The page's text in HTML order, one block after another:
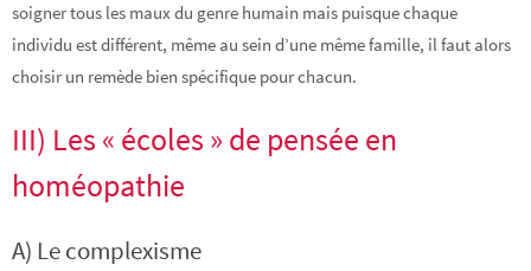
soigner tous les maux du genre humain mais puisque chaque
individu est différent, même au sein d’une même famille, il faut alors
choisir un remède bien spécifique pour chacun.
III) Les « écoles » de pensée en
homéopathie
A) Le complexisme